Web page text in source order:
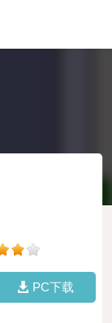
PC下载